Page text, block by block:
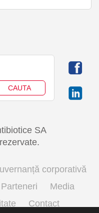
SA
corporativă
Parteneri
Media
Contact